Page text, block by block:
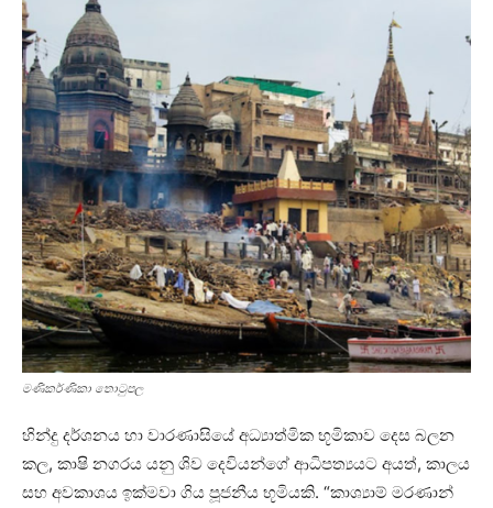
මණිකර්ණිකා තොටුපල
හින්දු දර්ශනය හා වාරණාසියේ අධ්‍යාත්මික භූමිකාව දෙස බලන
කල, කාෂි නගරය යනු ශිව දෙවියන්ගේ ආධිපත්‍යයට අයත්, කාලය
සහ අවකාශය ඉක්මවා ගිය පූජනීය භූමියකි. “කාශ්‍යාම් මරණාන්